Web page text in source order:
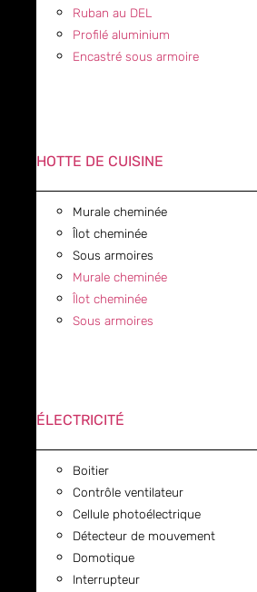
Ruban au DEL
Profilé aluminium
Encastré sous armoire
HOTTE DE CUISINE
Murale cheminée
Îlot cheminée
Sous armoires
Murale cheminée
Îlot cheminée
Sous armoires
ÉLECTRICITÉ
Boitier
Contrôle ventilateur
Cellule photoélectrique
Détecteur de mouvement
Domotique
Interrupteur